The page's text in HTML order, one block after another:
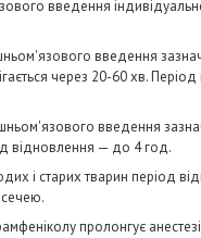
введення
введення
через 20-60 хв.
введення
відновлення — до 4 год.
і старих тварин період
сечею.
пролонгує